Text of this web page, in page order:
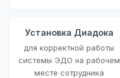
Установка Диадока
для корректной работы
системы ЭДО на рабочем
месте сотрудника